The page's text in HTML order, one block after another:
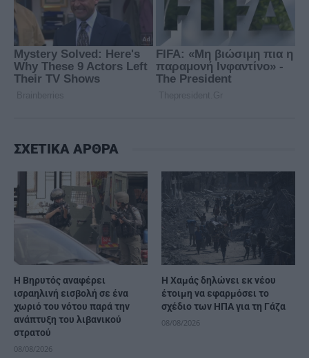
ΣΧΕΤΙΚΑ ΑΡΘΡΑ
Η Βηρυτός αναφέρει
ισραηλινή εισβολή σε ένα
χωριό του νότου παρά την
ανάπτυξη του λιβανικού
στρατού
08/08/2026
Η Χαμάς δηλώνει εκ νέου
έτοιμη να εφαρμόσει το
σχέδιο των ΗΠΑ για τη Γάζα
08/08/2026